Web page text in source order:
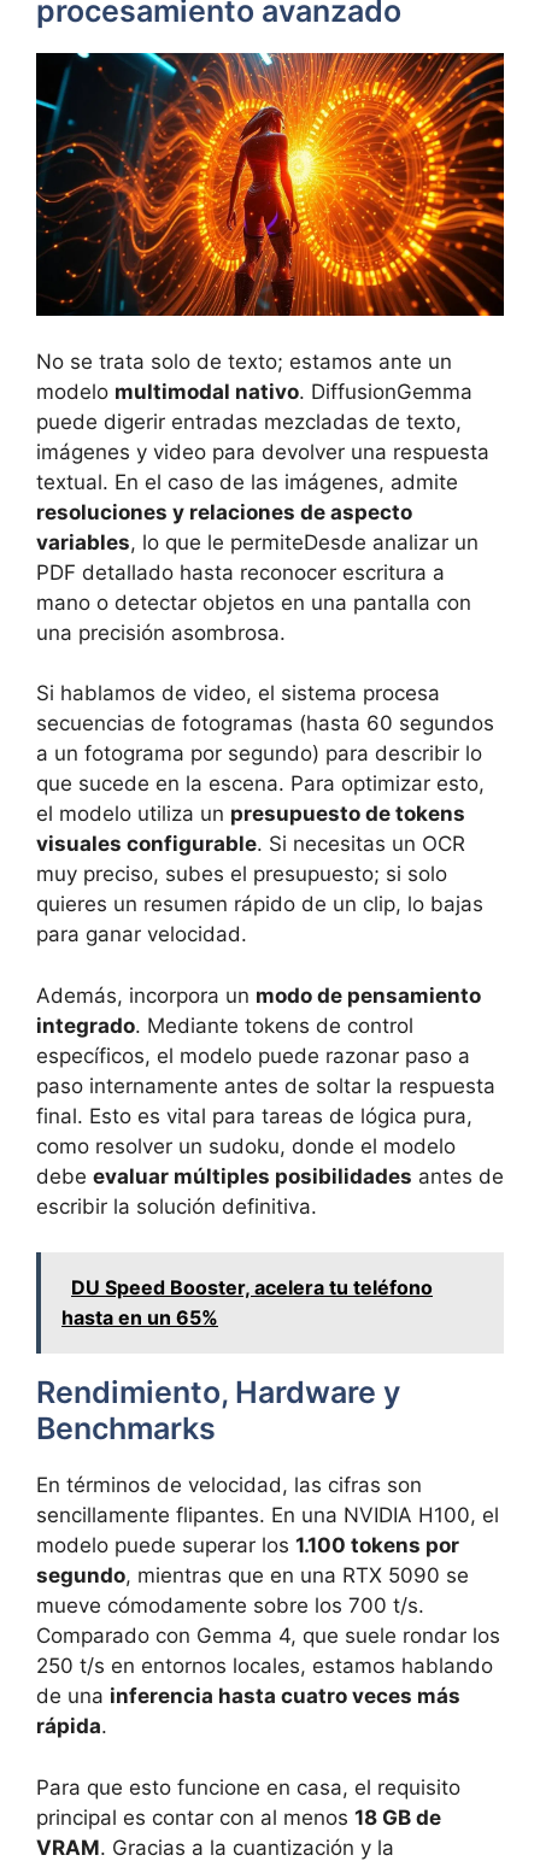
procesamiento avanzado
No se trata solo de texto; estamos ante un
modelo multimodal nativo. DiffusionGemma
puede digerir entradas mezcladas de texto,
imágenes y video para devolver una respuesta
textual. En el caso de las imágenes, admite
resoluciones y relaciones de aspecto
variables, lo que le permiteDesde analizar un
PDF detallado hasta reconocer escritura a
mano o detectar objetos en una pantalla con
una precisión asombrosa.
Si hablamos de video, el sistema procesa
secuencias de fotogramas (hasta 60 segundos
a un fotograma por segundo) para describir lo
que sucede en la escena. Para optimizar esto,
el modelo utiliza un presupuesto de tokens
visuales configurable. Si necesitas un OCR
muy preciso, subes el presupuesto; si solo
quieres un resumen rápido de un clip, lo bajas
para ganar velocidad.
Además, incorpora un modo de pensamiento
integrado. Mediante tokens de control
específicos, el modelo puede razonar paso a
paso internamente antes de soltar la respuesta
final. Esto es vital para tareas de lógica pura,
como resolver un sudoku, donde el modelo
debe evaluar múltiples posibilidades antes de
escribir la solución definitiva.
DU Speed Booster, acelera tu teléfono
hasta en un 65%
Rendimiento, Hardware y
Benchmarks
En términos de velocidad, las cifras son
sencillamente flipantes. En una NVIDIA H100, el
modelo puede superar los 1.100 tokens por
segundo, mientras que en una RTX 5090 se
mueve cómodamente sobre los 700 t/s.
Comparado con Gemma 4, que suele rondar los
250 t/s en entornos locales, estamos hablando
de una inferencia hasta cuatro veces más
rápida.
Para que esto funcione en casa, el requisito
principal es contar con al menos 18 GB de
VRAM. Gracias a la cuantización y la